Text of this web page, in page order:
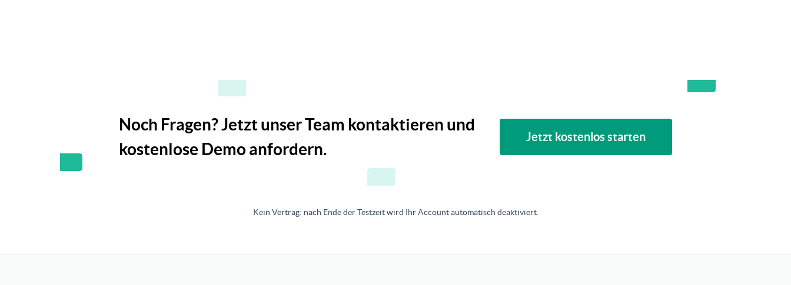
Noch Fragen? Jetzt unser Team kontaktieren und
kostenlose Demo anfordern.
Jetzt kostenlos starten
Kein Vertrag: nach Ende der Testzeit wird Ihr Account automatisch deaktiviert.